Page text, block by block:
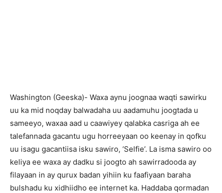
Washington (Geeska)- Waxa aynu joognaa waqti sawirku
uu ka mid noqday balwadaha uu aadamuhu joogtada u
sameeyo, waxaa aad u caawiyey qalabka casriga ah ee
talefannada gacantu ugu horreeyaan oo keenay in qofku
uu isagu gacantiisa isku sawiro, ‘Selfie’. La isma sawiro oo
keliya ee waxa ay dadku si joogto ah sawirradooda ay
filayaan in ay qurux badan yihiin ku faafiyaan baraha
bulshadu ku xidhiidho ee internet ka. Haddaba qormadan